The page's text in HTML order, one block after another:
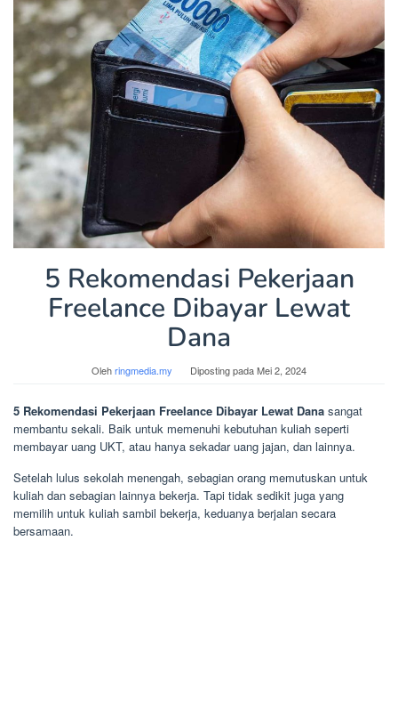
5 Rekomendasi Pekerjaan
Freelance Dibayar Lewat
Dana
Olehringmedia.my Diposting padaMei 2, 2024
5 Rekomendasi Pekerjaan Freelance Dibayar Lewat Dana sangat
membantu sekali. Baik untuk memenuhi kebutuhan kuliah seperti
membayar uang UKT, atau hanya sekadar uang jajan, dan lainnya.
Setelah lulus sekolah menengah, sebagian orang memutuskan untuk
kuliah dan sebagian lainnya bekerja. Tapi tidak sedikit juga yang
memilih untuk kuliah sambil bekerja, keduanya berjalan secara
bersamaan.